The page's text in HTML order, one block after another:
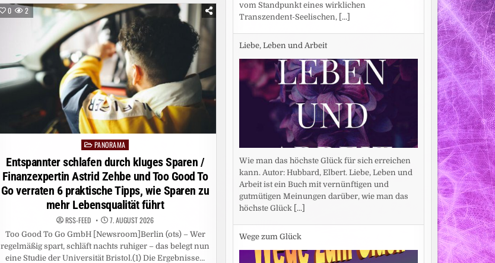
IN
SACHEN
DATENSCHUTZ?
VIER
FRAGEN
LIEFERN
DIE
ANTWORT
0 2
Posted
in
PANORAMA
Entspannter schlafen durch kluges Sparen /
Finanzexpertin Astrid Zehbe und Too Good To
Go verraten 6 praktische Tipps, wie Sparen zu
mehr Lebensqualität führt
RSS-FEED 7. AUGUST 2026
Too Good To Go GmbH [Newsroom]Berlin (ots) – Wer
regelmäßig spart, schläft nachts ruhiger – das belegt nun
eine Studie der Universität Bristol.(1) Die Ergebnisse…
vom Standpunkt eines wirklichen
Transzendent-Seelischen, [...]
Liebe, Leben und Arbeit
Wie man das höchste Glück für sich erreichen
kann. Autor: Hubbard, Elbert. Liebe, Leben und
Arbeit ist ein Buch mit vernünftigen und
gutmütigen Meinungen darüber, wie man das
höchste Glück [...]
Wege zum Glück